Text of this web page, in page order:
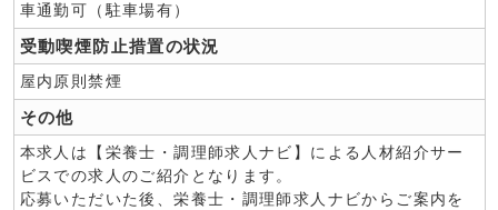
車通勤可（駐車場有）
受動喫煙防止措置の状況
屋内原則禁煙
その他
本求人は【栄養士・調理師求人ナビ】による人材紹介サー
ビスでの求人のご紹介となります。
応募いただいた後、栄養士・調理師求人ナビからご案内を